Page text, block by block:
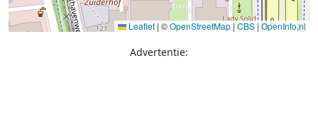
Leaflet | ©OpenStreetMap |CBS |OpenInfo.nl
Advertentie: